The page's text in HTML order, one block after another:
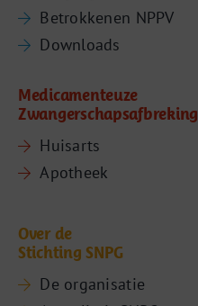
Betrokkenen NPPV
Downloads
Medicamenteuze
Zwangerschapsafbreking
Huisarts
Apotheek
Over de
Stichting SNPG
De organisatie